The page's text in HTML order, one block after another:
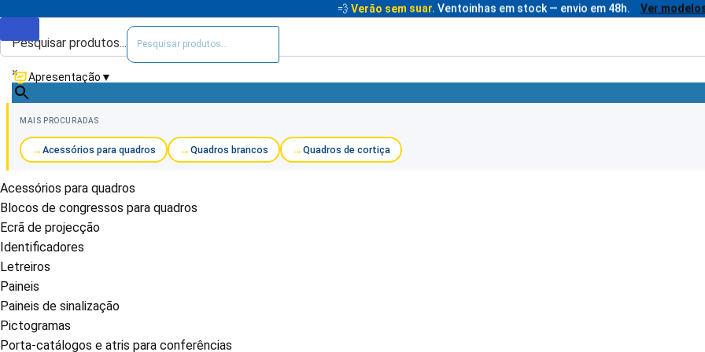
💨Verão sem suar. Ventoinhas em stock — envio em 48h. Ver
Pesquisar produtos...
× Apresentação ▼
MAIS PROCURADAS
Acessórios para quadros Quadros brancos Quadros de cortiça
Acessórios para quadros
Blocos de congressos para quadros
Ecrã de projecção
Identificadores
Letreiros
Paineis
Paineis de sinalização
Pictogramas
Porta-catálogos e atris para conferências